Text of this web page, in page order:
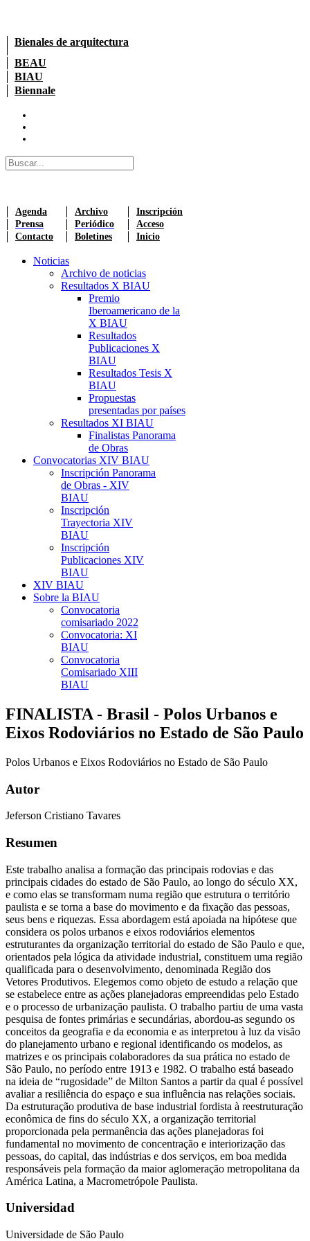
Bienales de arquitectura
BEAU
BIAU
Biennale
Agenda Archivo
Inscripción
Prensa
Periódico
Acceso
Contacto
Boletines Inicio
Noticias
Archivo de noticias
Resultados X BIAU
Premio
Iberoamericano de la
X BIAU
Resultados
Publicaciones X
BIAU
Resultados Tesis X
BIAU
Propuestas
presentadas por países
Resultados XI BIAU
Finalistas Panorama
de Obras
Convocatorias XIV BIAU
Inscripción Panorama
de Obras - XIV
BIAU
Inscripción
Trayectoria XIV
BIAU
Inscripción
Publicaciones XIV
BIAU
XIV BIAU
Sobre la BIAU
Convocatoria
comisariado 2022
Convocatoria: XI
BIAU
Convocatoria
Comisariado XIII
BIAU
FINALISTA - Brasil - Polos Urbanos e
Eixos Rodoviários no Estado de São Paulo
Polos Urbanos e Eixos Rodoviários no Estado de São Paulo
Autor
Jeferson Cristiano Tavares
Resumen
Este trabalho analisa a formação das principais rodovias e das
principais cidades do estado de São Paulo, ao longo do século XX,
e como elas se transformam numa região que estrutura o território
paulista e se torna a base do movimento e da fixação das pessoas,
seus bens e riquezas. Essa abordagem está apoiada na hipótese que
considera os polos urbanos e eixos rodoviários elementos
estruturantes da organização territorial do estado de São Paulo e que,
orientados pela lógica da atividade industrial, constituem uma região
qualificada para o desenvolvimento, denominada Região dos
Vetores Produtivos. Elegemos como objeto de estudo a relação que
se estabelece entre as ações planejadoras empreendidas pelo Estado
e o processo de urbanização paulista. O trabalho partiu de uma vasta
pesquisa de fontes primárias e secundárias, abordou-as segundo os
conceitos da geografia e da economia e as interpretou à luz da visão
do planejamento urbano e regional identificando os modelos, as
matrizes e os principais colaboradores da sua prática no estado de
São Paulo, no período entre 1913 e 1982. O trabalho está baseado
na ideia de “rugosidade” de Milton Santos a partir da qual é possível
avaliar a resiliência do espaço e sua influência nas relações sociais.
Da estruturação produtiva de base industrial fordista à reestruturação
econômica de fins do século XX, a organização territorial
proporcionada pela permanência das ações planejadoras foi
fundamental no movimento de concentração e interiorização das
pessoas, do capital, das indústrias e dos serviços, em boa medida
responsáveis pela formação da maior aglomeração metropolitana da
América Latina, a Macrometrópole Paulista.
Universidad
Universidade de São Paulo